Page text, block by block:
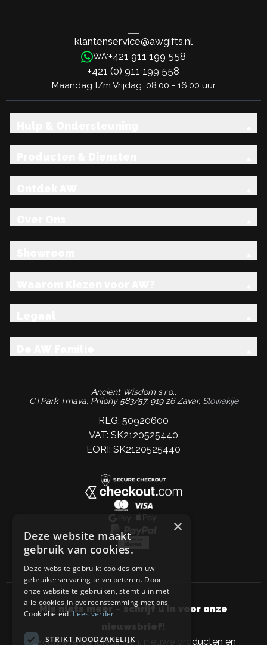
klantenservice@awgifts.nl
WA:+421 911 199 558
+421 (0) 911 199 558
Maandag t/m Vrijdag: 08:00 - 16:00 uur
Ancient Wisdom s.r.o.,
CTPark Trnava, Prílohy 583/57, 919 26 Zavar, Slowakije
REG: 50920600
VAT: SK2120525440
EORI: SK2120525440
Mis niets meer – schrijf u in voor onze
nieuwsbrief!
Exclusieve aanbiedingen, nieuwe producten en
×
Deze website maakt
gebruik van cookies.
Deze website gebruikt cookies om uw
gebruikerservaring te verbeteren. Door
onze website te gebruiken, stemt u in met
alle cookies in overeenstemming met ons
Cookiebeleid.Lees verder
STRIKT NOODZAKELIJK